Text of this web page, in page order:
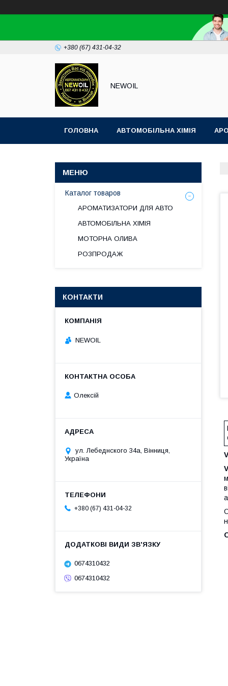
+380 (67) 431-04-32
NEWOIL
ГОЛОВНА АВТОМОБІЛЬНА ХІМІЯ
Каталог товаров
АРОМАТИЗАТОРИ ДЛЯ АВТО
АВТОМОБІЛЬНА ХІМІЯ
МОТОРНА ОЛИВА
РОЗПРОДАЖ
КОНТАКТИ
NEWOIL
Олексій
ул. Лебеднского 34а, Вінниця,
Україна
+380 (67) 431-04-32
0674310432
0674310432